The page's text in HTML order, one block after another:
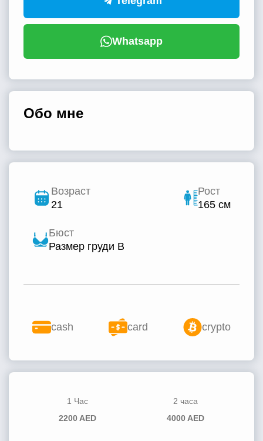
Whatsapp
Обо мне
Возраст
21
Рост
165 см
Бюст
Размер груди B
cash card crypto
1 Час
2200 AED
2 часа
4000 AED